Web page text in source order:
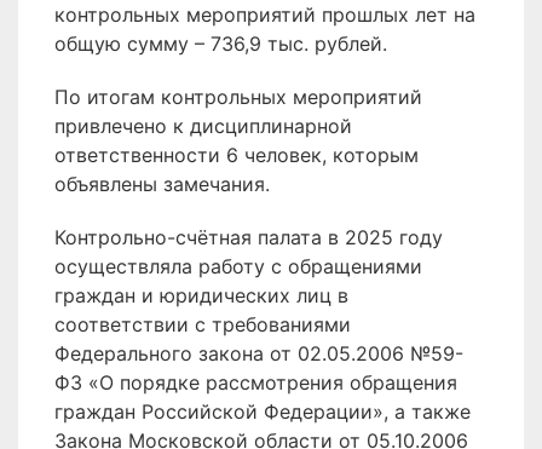
контрольных мероприятий прошлых лет на
общую сумму – 736,9 тыс. рублей.
По итогам контрольных мероприятий
привлечено к дисциплинарной
ответственности 6 человек, которым
объявлены замечания.
Контрольно-счётная палата в 2025 году
осуществляла работу с обращениями
граждан и юридических лиц в
соответствии с требованиями
Федерального закона от 02.05.2006 №59-
ФЗ «О порядке рассмотрения обращения
граждан Российской Федерации», а также
Закона Московской области от 05.10.2006